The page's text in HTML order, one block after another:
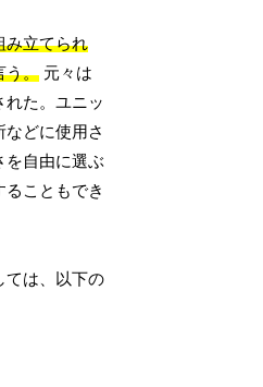
み立てられ
う。 元々は
れた。ユニッ
などに使用さ
を自由に選ぶ
ることもでき
ては、以下の